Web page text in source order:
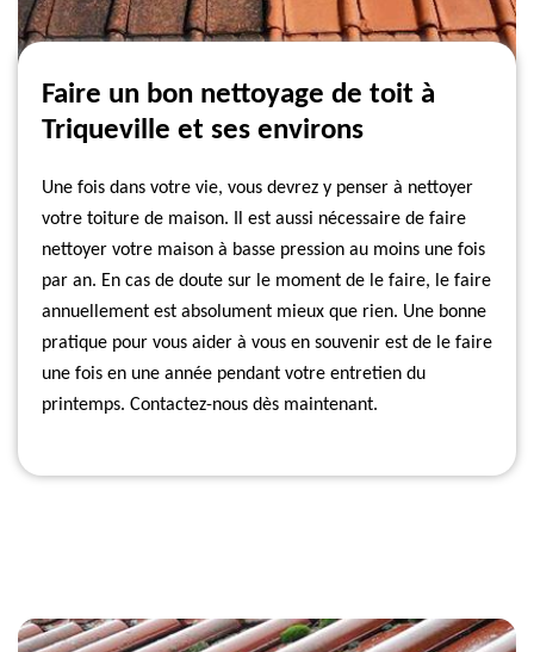
Faire un bon nettoyage de toit à
Triqueville et ses environs
Une fois dans votre vie, vous devrez y penser à nettoyer
votre toiture de maison. Il est aussi nécessaire de faire
nettoyer votre maison à basse pression au moins une fois
par an. En cas de doute sur le moment de le faire, le faire
annuellement est absolument mieux que rien. Une bonne
pratique pour vous aider à vous en souvenir est de le faire
une fois en une année pendant votre entretien du
printemps. Contactez-nous dès maintenant.